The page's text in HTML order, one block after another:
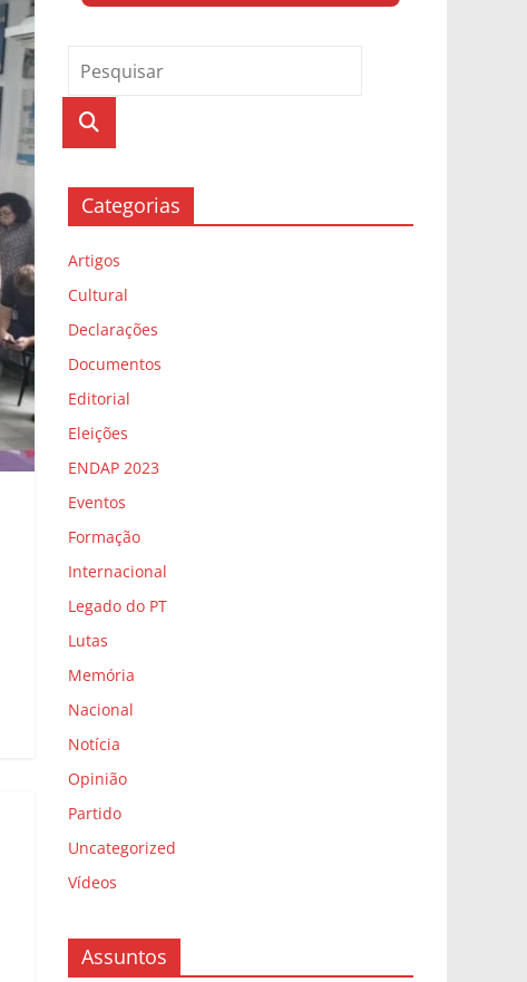
Categorias
Artigos
Cultural
Declarações
Documentos
Editorial
Eleições
ENDAP 2023
Eventos
Formação
Internacional
Legado do PT
Lutas
Memória
Nacional
Notícia
Opinião
Partido
Uncategorized
Vídeos
Assuntos